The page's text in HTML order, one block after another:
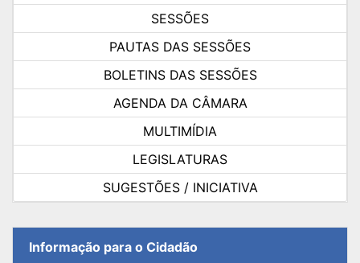
SESSÕES
PAUTAS DAS SESSÕES
BOLETINS DAS SESSÕES
AGENDA DA CÂMARA
MULTIMÍDIA
LEGISLATURAS
SUGESTÕES / INICIATIVA
Informação para o Cidadão